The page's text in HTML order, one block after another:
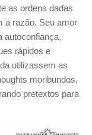
as ordens dadas
a razão. Seu amor
autoconfiança,
rápidos e
utilizassem as
moribundos,
pretextos para